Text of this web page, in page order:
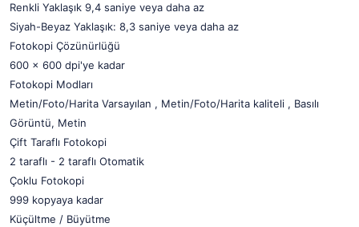
Renkli Yaklaşık 9,4 saniye veya daha az
Siyah-Beyaz Yaklaşık: 8,3 saniye veya daha az
Fotokopi Çözünürlüğü
600 x 600 dpi'ye kadar
Fotokopi Modları
Metin/Foto/Harita Varsayılan , Metin/Foto/Harita kaliteli , Basılı
Görüntü, Metin
Çift Taraflı Fotokopi
2 taraflı - 2 taraflı Otomatik
Çoklu Fotokopi
999 kopyaya kadar
Küçültme / Büyütme